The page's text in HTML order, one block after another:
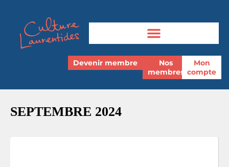
Devenir membre
Nos
membres
Mon
compte
SEPTEMBRE 2024